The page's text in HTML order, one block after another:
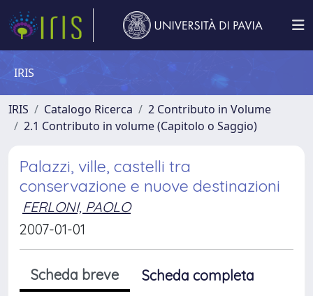
IRIS
IRIS Catalogo Ricerca
2 Contributo in Volume
2.1 Contributo in volume (Capitolo o Saggio)
Palazzi, ville, castelli tra
conservazione e nuove destinazioni
FERLONI, PAOLO
2007-01-01
Scheda breve
Scheda completa